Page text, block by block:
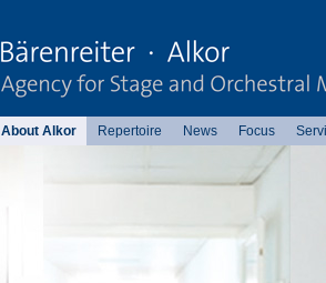
About Alkor Repertoire News Focus